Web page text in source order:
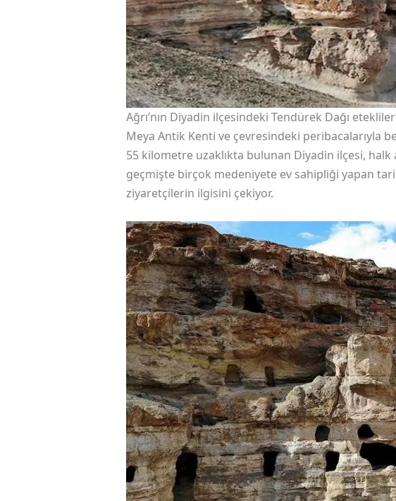
Ağrı’nın Diyadin ilçesindeki Tendürek Dağı
Meya Antik Kenti ve çevresindeki peribacalarıyla
55 kilometre uzaklıkta bulunan Diyadin ilçesi,
geçmişte birçok medeniyete ev sahipliği yapan
ziyaretçilerin ilgisini çekiyor.